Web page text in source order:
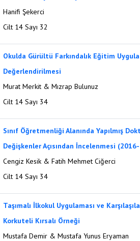
Hanifi Şekerci
Cilt 14 Sayı 32
Okulda Gürültü Farkındalık Eğitim
Değerlendirilmesi
Murat Merkit & Mızrap Bulunuz
Cilt 14 Sayı 34
Sınıf Öğretmenliği Alanında Yapılmış
Değişkenler Açısından İncelenmesi (2016-
Cengiz Kesik & Fatih Mehmet Ciğerci
Cilt 14 Sayı 34
Taşımalı İlkokul Uygulaması ve
Korkuteli Kırsalı Örneği
Mustafa Demir & Mustafa Yunus Eryaman